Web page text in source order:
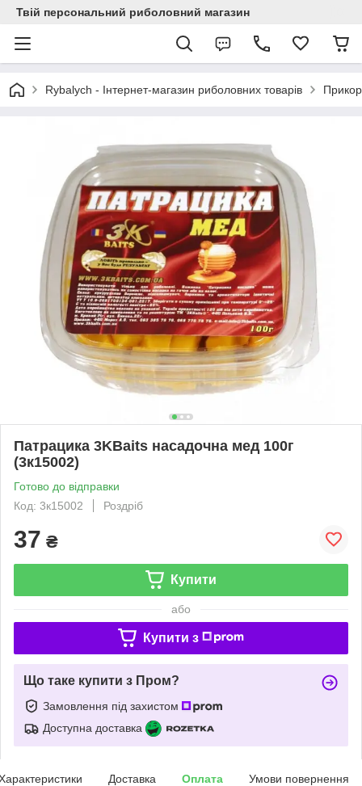
Твій персональний риболовний магазин
Rybalych - Інтернет-магазин риболовних товарів
Патрацика 3KBaits насадочна мед 100г
(3к15002)
Готово до відправки
Код: 3к15002
Роздріб
37 ₴
Купити
або
Купити з
Що таке купити з Пром?
Замовлення під захистом
Доступна доставка
Доставка Оплата Умови повернення